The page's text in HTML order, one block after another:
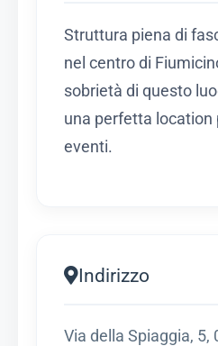
Struttura piena di
nel centro di
sobrietà di questo
una perfetta location
eventi.
Indirizzo
Via della Spiaggia, 5,